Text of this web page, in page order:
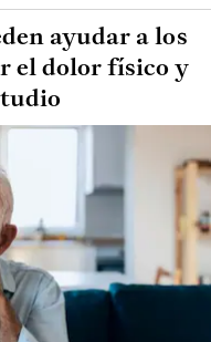
ayudar a los
el dolor físico y